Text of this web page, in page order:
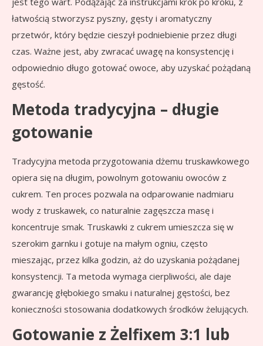
łatwością stworzysz pyszny, gęsty i aromatyczny
przetwór, który będzie cieszył podniebienie przez długi
czas. Ważne jest, aby zwracać uwagę na konsystencję i
odpowiednio długo gotować owoce, aby uzyskać pożądaną
gęstość.
Metoda tradycyjna – długie
gotowanie
Tradycyjna metoda przygotowania dżemu truskawkowego
opiera się na długim, powolnym gotowaniu owoców z
cukrem. Ten proces pozwala na odparowanie nadmiaru
wody z truskawek, co naturalnie zagęszcza masę i
koncentruje smak. Truskawki z cukrem umieszcza się w
szerokim garnku i gotuje na małym ogniu, często
mieszając, przez kilka godzin, aż do uzyskania pożądanej
konsystencji. Ta metoda wymaga cierpliwości, ale daje
gwarancję głębokiego smaku i naturalnej gęstości, bez
konieczności stosowania dodatkowych środków żelujących.
Gotowanie z Żelfixem 3:1 lub